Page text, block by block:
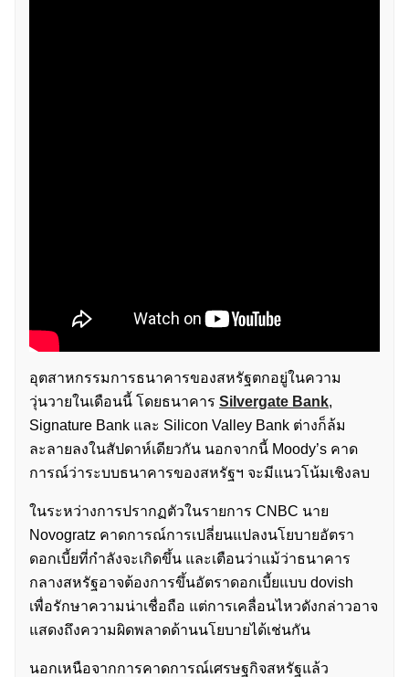
อุตสาหกรรมการธนาคารของสหรัฐตกอยู่ในความ
วุ่นวายในเดือนนี้ โดยธนาคาร Silvergate Bank,
Signature Bank และ Silicon Valley Bank ต่างก็ล้ม
ละลายลงในสัปดาห์เดียวกัน นอกจากนี้ Moody’s คาด
การณ์ว่าระบบธนาคารของสหรัฐฯ จะมีแนวโน้มเชิงลบ
ในระหว่างการปรากฏตัวในรายการ CNBC นาย
Novogratz คาดการณ์การเปลี่ยนแปลงนโยบายอัตรา
ดอกเบี้ยที่กำลังจะเกิดขึ้น และเตือนว่าแม้ว่าธนาคาร
กลางสหรัฐอาจต้องการขึ้นอัตราดอกเบี้ยแบบ dovish
เพื่อรักษาความน่าเชื่อถือ แต่การเคลื่อนไหวดังกล่าวอาจ
แสดงถึงความผิดพลาดด้านนโยบายได้เช่นกัน
นอกเหนือจากการคาดการณ์เศรษฐกิจสหรัฐแล้ว